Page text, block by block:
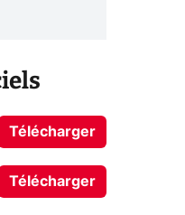
Télécharger
Télécharger